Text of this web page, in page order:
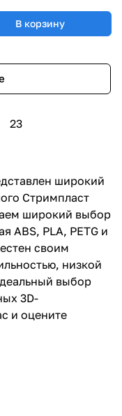
В корзину
23
широкий
Стримпласт
широкий выбор
ABS, PLA, PETG и
своим
низкой
выбор
3D-
и оцените